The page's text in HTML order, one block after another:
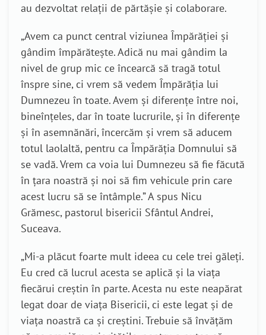
au dezvoltat relații de părtășie și colaborare.
„Avem ca punct central viziunea Împărăției și
gândim împărătește. Adică nu mai gândim la
nivel de grup mic ce încearcă să tragă totul
înspre sine, ci vrem să vedem Împărăția lui
Dumnezeu în toate. Avem și diferențe între noi,
bineînțeles, dar în toate lucrurile, și în diferențe
și în asemnănări, încercăm și vrem să aducem
totul laolaltă, pentru ca Împărăția Domnului să
se vadă. Vrem ca voia lui Dumnezeu să fie făcută
în țara noastră și noi să fim vehicule prin care
acest lucru să se întâmple.” A spus Nicu
Grămesc, pastorul bisericii Sfântul Andrei,
Suceava.
„Mi-a plăcut foarte mult ideea cu cele trei găleți.
Eu cred că lucrul acesta se aplică și la viața
fiecărui creștin în parte. Acesta nu este neapărat
legat doar de viața Bisericii, ci este legat și de
viața noastră ca și creștini. Trebuie să învățăm